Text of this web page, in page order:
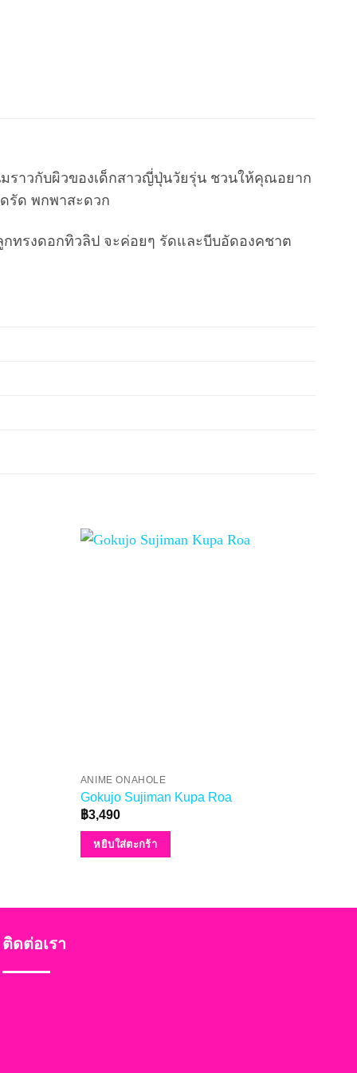
ราวกับผิวของเด็กสาวญี่ปุ่นวัยรุ่น ชวนให้คุณอยาก
รัด พกพาสะดวก
ทรงดอกทิวลิป จะค่อยๆ รัดและบีบอัดองคชาต
ANIME ONAHOLE
Gokujo Sujiman Kupa Roa
฿3,490
หยิบใส่ตะกร้า
ติดต่อเรา